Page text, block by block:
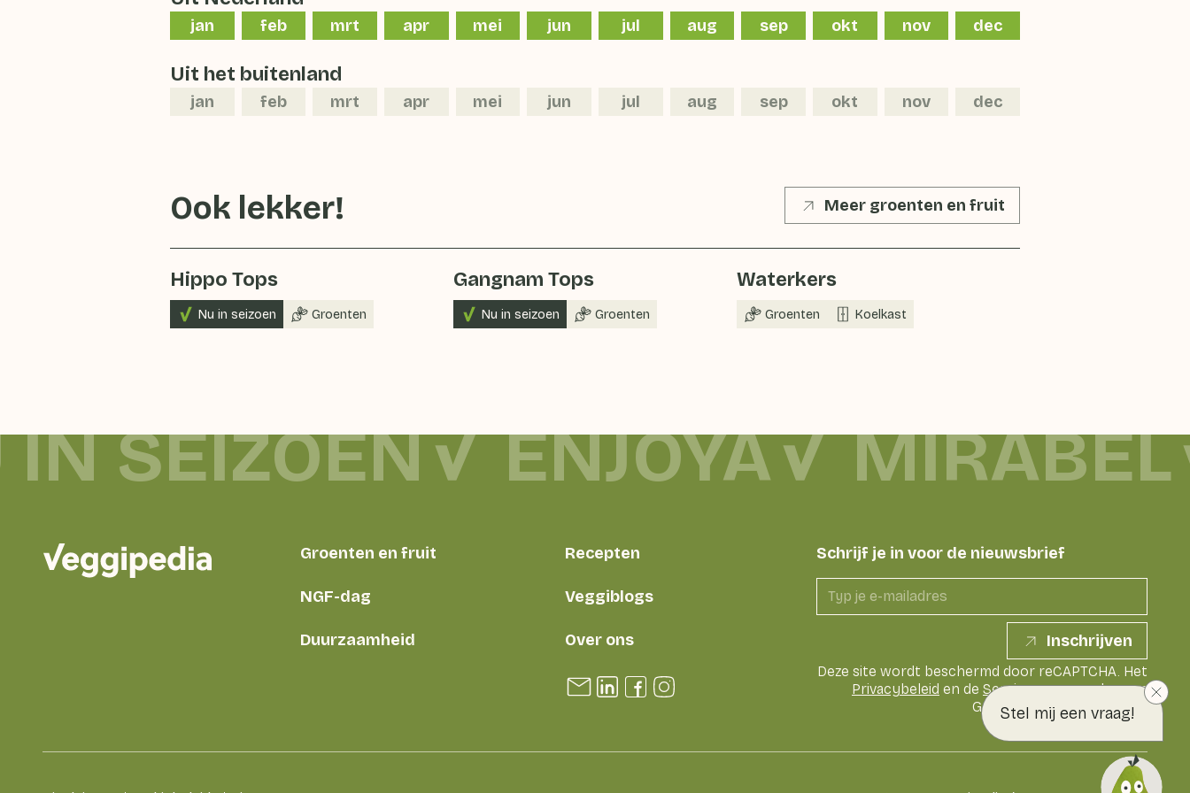
Stel mij een vraag!
jan feb mrt apr mei jun jul aug sep okt nov dec
Uit het buitenland
jan feb mrt apr mei jun jul aug sep okt nov dec
Ook lekker! Meer groenten en fruit
Hippo Tops
Nu in seizoen Groenten
Gangnam Tops
Nu in seizoen Groenten
Waterkers
Groenten Koelkast
SEIZOEN ENJOYA MIRABEL
Groenten en fruit Recepten
NGF-dag Veggiblogs
Duurzaamheid Over ons
Schrijf je in voor de nieuwsbrief
Inschrijven
Deze site wordt beschermd door reCAPTCHA. Het
Privacybeleid en de Servicevoorwaardenvan
Google zijn van toepassing